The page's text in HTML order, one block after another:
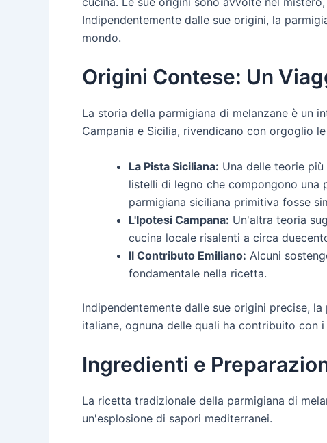
Indipendentemente dalle sue origini, la
mondo.
Origini Contese: Un
La storia della parmigiana di melanzane è un
Campania e Sicilia, rivendicano con orgoglio
La Pista Siciliana: Una delle teorie
listelli di legno che compongono una
parmigiana siciliana primitiva fosse
L'Ipotesi Campana: Un'altra teoria
cucina locale risalenti a circa
Il Contributo Emiliano: Alcuni
fondamentale nella ricetta.
Indipendentemente dalle sue origini precise,
italiane, ognuna delle quali ha contribuito con
Ingredienti e
La ricetta tradizionale della parmigiana di
un'esplosione di sapori mediterranei.